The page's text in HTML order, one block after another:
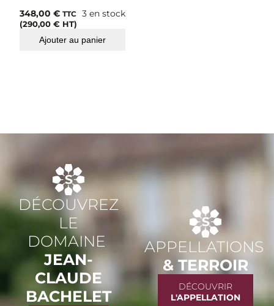
348,00€ TTC
(290,00€ HT)
3 en stock
Ajouter au panier
DÉCOUVREZ
LE
DOMAINE
JEAN-
CLAUDE
BACHELET
APPELLATIONS
& TERROIR
DÉCOUVRIR
L'APPELLATION